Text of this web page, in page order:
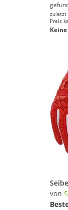
zuletzt
Preis
von